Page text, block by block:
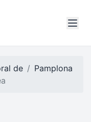
de
Pamplona